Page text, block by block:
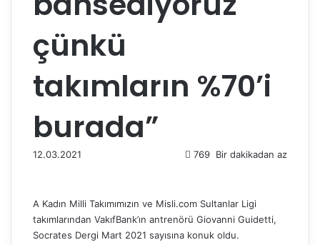
çünkü
takımların %70’i
burada”
12.03.2021 769 Bir dakikadan az
A Kadın Milli Takımımızın ve Misli.com Sultanlar Ligi
takımlarından VakıfBank’ın antrenörü Giovanni Guidetti,
Socrates Dergi Mart 2021 sayısına konuk oldu.